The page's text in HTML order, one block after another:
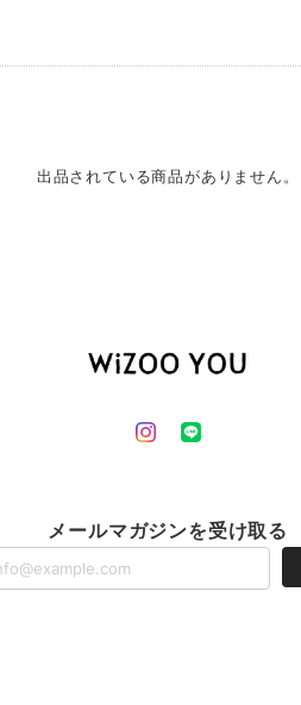
出品されている商品がありません。
メールマガジンを受け取る